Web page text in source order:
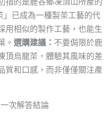
已成為一種製茶工藝的代
用相似的製作工藝，也能生
。 選購建議： 不要侷限於鹿
頂烏龍茶，體驗其風味的差
質和口感，而非僅僅關注產
次解答結論